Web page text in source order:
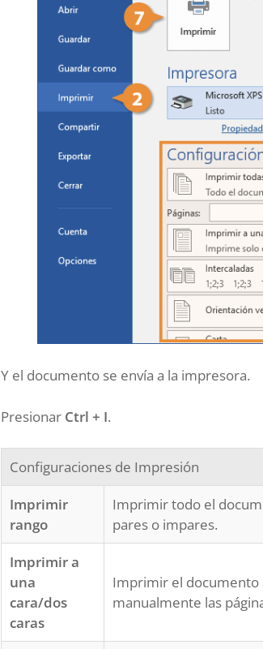
Y el documento se envía a la impresora.
Presionar Ctrl + I.
Configuraciones de Impresión
Imprimir
rango
Imprimir todo el
pares o impares.
Imprimir a
una
cara/dos
caras
Imprimir el documento
manualmente las